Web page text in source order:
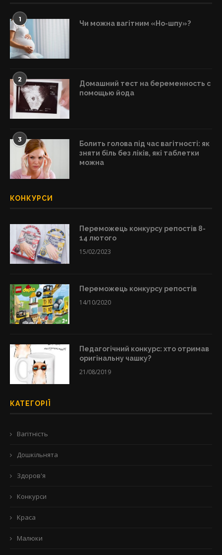
1 Чи можна вагітним «Но-шпу»?
2
Домашний тест на беременность с
помощью йода
3
Болить голова під час вагітності: як
зняти біль без ліків, які таблетки
можна
КОНКУРСИ
Переможець конкурсу репостів 8-
14 лютого
15/02/2023
Переможець конкурсу репостів
14/10/2020
Педагогічний конкурс: хто отримав
оригінальну чашку?
21/08/2019
КАТЕГОРІЇ
Вагітність
Дошкільнята
Здоров'я
Конкурси
Краса
Малюки